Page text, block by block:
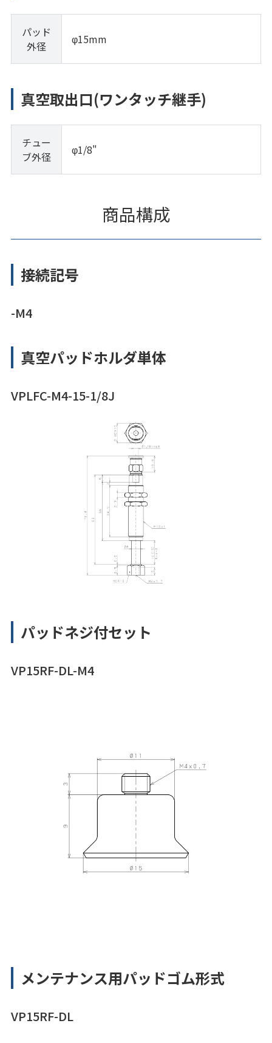
パッド
外径
φ15mm
真空取出口(ワンタッチ継手)
チュー
ブ外径
φ1/8"
商品構成
接続記号
-M4
真空パッドホルダ単体
VPLFC-M4-15-1/8J
パッドネジ付セット
VP15RF-DL-M4
メンテナンス用パッドゴム形式
VP15RF-DL